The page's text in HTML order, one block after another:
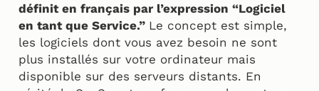
définit en français par l’expression “Logiciel
en tant que Service.” Le concept est simple,
les logiciels dont vous avez besoin ne sont
plus installés sur votre ordinateur mais
disponible sur des serveurs distants. En